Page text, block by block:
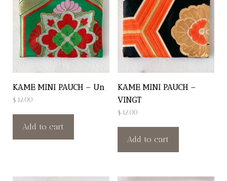
KAME MINI PAUCH – Un
$42.00
Add to cart
KAME MINI PAUCH –
VINGT
$42.00
Add to cart